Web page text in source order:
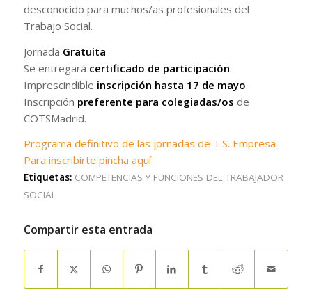
desconocido para muchos/as profesionales del
Trabajo Social.
Jornada Gratuita
Se entregará certificado de participación.
Imprescindible inscripción hasta 17 de mayo.
Inscripción preferente para colegiadas/os de
COTSMadrid.
Programa definitivo de las jornadas de T.S. Empresa
Para inscribirte pincha aquí
Etiquetas: COMPETENCIAS Y FUNCIONES DEL TRABAJADOR
SOCIAL
Compartir esta entrada